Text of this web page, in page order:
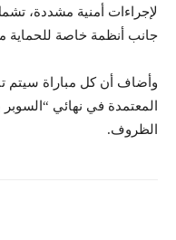
لإجراءات أمنية مشددة،
جانب أنظمة خاصة للحماية
وأضاف أن كل مباراة سيتم
المعتمدة في نهائي
الظروف.